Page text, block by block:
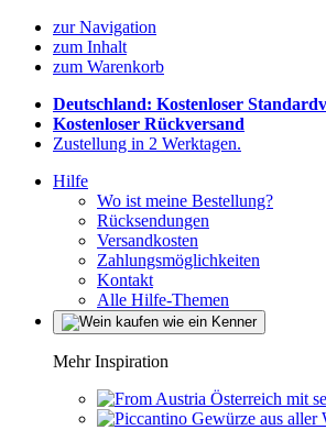
zur Navigation
zum Inhalt
zum Warenkorb
Deutschland: Kostenloser
Kostenloser Rückversand
Zustellung in 2 Werktagen.
Hilfe
Wo ist meine Bestellung?
Rücksendungen
Versandkosten
Zahlungsmöglichkeiten
Kontakt
Alle Hilfe-Themen
Mehr Inspiration
Österreich mit
Gewürze aus aller